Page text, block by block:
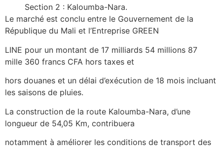
Section 2 : Kaloumba-Nara.
Le marché est conclu entre le Gouvernement de la
République du Mali et l’Entreprise GREEN
LINE pour un montant de 17 milliards 54 millions 87
mille 360 francs CFA hors taxes et
hors douanes et un délai d’exécution de 18 mois incluant
les saisons de pluies.
La construction de la route Kaloumba-Nara, d’une
longueur de 54,05 Km, contribuera
notamment à améliorer les conditions de transport des